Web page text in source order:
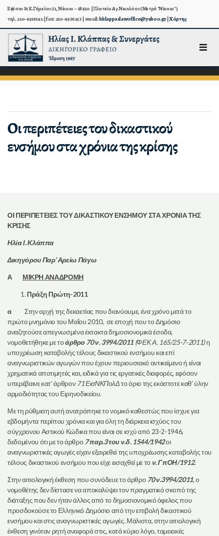
Εφέσου & Κ.Γέμελου 31, Νίκαια – 18450 | Πλατεία Αγ.Νικολάου (Μετρό "Νίκαια")
τηλ. 210-4916192 | fax: 210-4936253 | email:hklappaslawoffice@yahoo.gr|Χάρτης
Οι περιπέτειες του δικαστικού
ενσήμου στα χρόνια της κρίσης
ΟΙ ΠΕΡΙΠΕΤΕΙΕΣ ΤΟΥ ΔΙΚΑΣΤΙΚΟΥ ΕΝΣΗΜΟΥ ΣΤΑ ΧΡΟΝΙΑ ΤΗΣ
ΚΡΙΣΗΣ
Ηλία Ι. Κλάππα
Δικηγόρου Παρ’ Αρείω Πάγω
Α ΜΙΚΡΗ ΑΝΑΔΡΟΜΗ
Πράξη Πρώτη-2011
αΣτην αρχή της δεκαετίας που διανύουμε, ένα χρόνο μετά το
πρώτο μνημόνιο του Μαΐου 2010, σε εποχή που το Δημόσιο
αναζητούσε απεγνωσμένα έκτακτα δημοσιονομικά έσοδα,
νομοθετήθηκε με τοάρθρο 70 ν. 3994/2011 (ΦΕΚ Α. 165/25-7-2011)η
υποχρέωση καταβολής τέλους δικαστικού ενσήμου και επί
αναγνωριστικών αγωγών που έχουν περιουσιακό αντικείμενο ή είναι
χρηματικά αποτιμητές και, ειδικά για τις εργατικές διαφορές, εφόσον
υπερέβαινε κατ’ άρθρον 71 ΕισΝΚΠολΔτο όριο της εκάστοτε καθ’ ύλην
αρμοδιότητας του Ειρηνοδικείου.
Με τη ρύθμιση αυτή ανατράπηκε το νομικό καθεστώς που ίσχυε για
εβδομήντα περίπου χρόνια και για όλη τη διάρκεια ισχύος του
σύγχρονου Αστικού Κώδικα που είναι σε ισχύ από 23-2-1946,
δεδομένου ότι με το άρθρο7 παρ.3 του ν.δ. 1544/1942οι
αναγνωριστικές αγωγές είχαν εξαιρεθεί της υποχρέωσης καταβολής του
τέλους δικαστικού ενσήμου που είχε εισαχθεί με τον. ΓπΟΗ/1912.
Στην αιτιολογική έκθεση που συνόδευε το άρθρο70 ν.3994/2011, ο
νομοθέτης δεν δίστασε να αποκαλύψει τον πραγματικό σκοπό της
διάταξης που δεν ήταν άλλος από το δημοσιονομικό όφελος που
προσδοκούσε το Ελληνικό Δημόσιο από την επιβολή δικαστικού
ενσήμου και στις αναγνωριστικές αγωγές. Μάλιστα, στην αιτιολογική
έκθεση γινόταν ρητή αναφορά στις, κατά κύριο λόγο, ταμειακές